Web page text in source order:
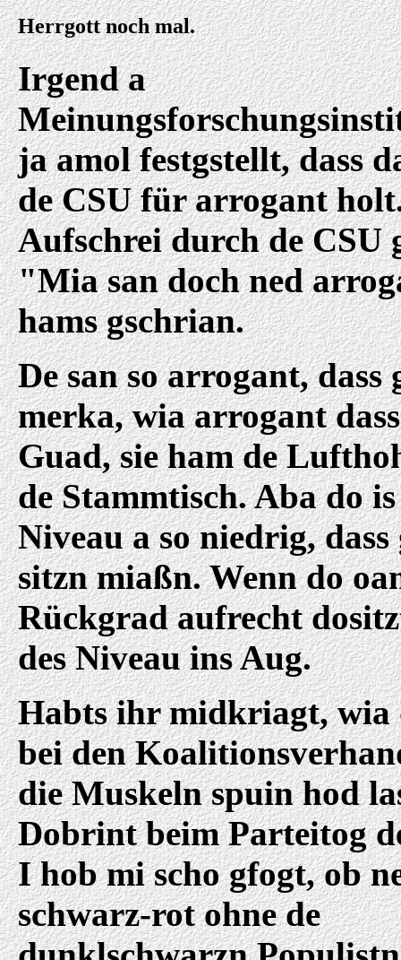
Herrgott noch mal.
Irgend a
ja amol festgstellt, dass
de CSU für arrogant
Aufschrei durch de CSU
"Mia san doch ned
hams gschrian.
De san so arrogant, dass
merka, wia arrogant
Guad, sie ham de
de Stammtisch. Aba do is
Niveau a so niedrig, dass
sitzn miaßn. Wenn do
Rückgrad aufrecht
des Niveau ins Aug.
Habts ihr midkriagt, wia
bei den
die Muskeln spuin hod
Dobrint beim Parteitog
I hob mi scho gfogt, ob
schwarz-rot ohne de